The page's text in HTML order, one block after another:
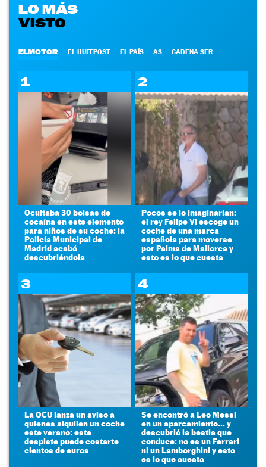
LO MÁS
VISTO
ELMOTOR EL HUFFPOST EL PAÍS AS CADENA SER
1
Ocultaba 30 bolsas de
cocaína en este elemento
para niños de su coche: la
Policía Municipal de
Madrid acabó
descubriéndola
2
Pocos se lo imaginarían:
el rey Felipe VI escoge un
coche de una marca
española para moverse
por Palma de Mallorca y
esto es lo que cuesta
3
La OCU lanza un aviso a
quienes alquilen un coche
este verano: este
despiste puede costarte
cientos de euros
4
Se encontró a Leo Messi
en un aparcamiento... y
descubrió la bestia que
conduce: no es un Ferrari
ni un Lamborghini y esto
es lo que cuesta